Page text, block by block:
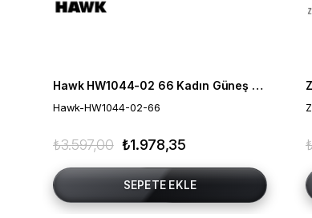
Hawk HW1044-02 66 Kadın Güneş Gözlüğü
Hawk-HW1044-02-66
₺1.978,35
₺3.597,00
SEPETE EKLE